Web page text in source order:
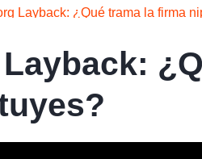
Layback: ¿Qué trama la firma